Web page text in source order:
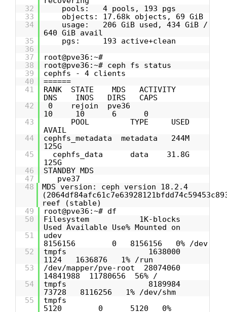
32
pools: 4 pools, 193 pgs
33
objects: 17.68k objects, 69 GiB
34
usage: 206 GiB used, 434 GiB /
640 GiB avail
35
pgs: 193 active+clean
36
37
root@pve36:~#
38
root@pve36:~# ceph fs status
39
cephfs - 4 clients
40
======
41
RANK STATE MDS ACTIVITY
DNS INOS DIRS CAPS
42
0 rejoin pve36
10 10 6 0
43
POOL TYPE USED
AVAIL
44
cephfs_metadata metadata 244M
125G
45
cephfs_data data 31.8G
125G
46
STANDBY MDS
47
pve37
48
MDS version: ceph version 18.2.4
reef (stable)
49
root@pve36:~# df
50
Filesystem 1K-blocks
Used Available Use% Mounted on
51
udev
8156156 0 8156156 0% /dev
52
tmpfs 1638000
1124 1636876 1% /run
53
/dev/mapper/pve-root 28074060
14841988 11780656 56% /
54
tmpfs 8189984
73728 8116256 1% /dev/shm
55
tmpfs
5120 0 5120 0%